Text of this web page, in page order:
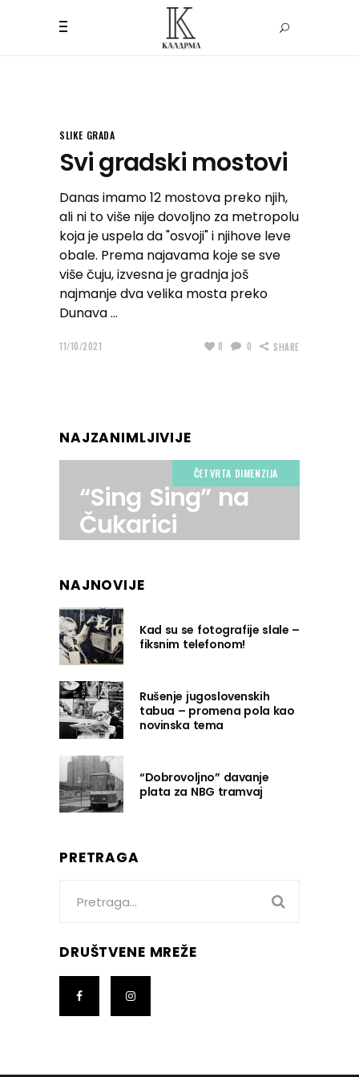
SLIKE GRADA
Svi gradski mostovi
Danas imamo 12 mostova preko njih,
ali ni to više nije dovoljno za metropolu
koja je uspela da "osvoji" i njihove leve
obale. Prema najavama koje se sve
više čuju, izvesna je gradnja još
najmanje dva velika mosta preko
Dunava
11/10/2021 8 0 SHARE
NAJZANIMLJIVIJE
ČETVRTA DIMENZIJA
“Sing Sing” na
Čukarici
NAJNOVIJE
Kad su se fotografije slale –
fiksnim telefonom!
Rušenje jugoslovenskih
tabua – promena pola kao
novinska tema
“Dobrovoljno” davanje
plata za NBG tramvaj
PRETRAGA
DRUŠTVENE MREŽE